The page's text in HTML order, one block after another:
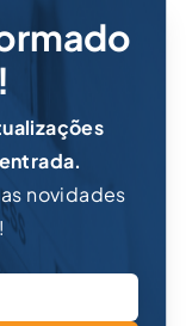
novidades